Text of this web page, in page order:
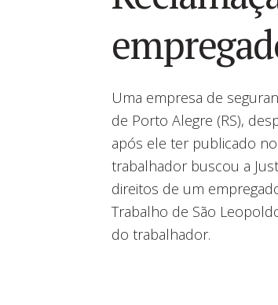
Uma empresa de
de Porto Alegre (RS),
após ele ter publicado
trabalhador buscou a
direitos de um
Trabalho de São
do trabalhador.